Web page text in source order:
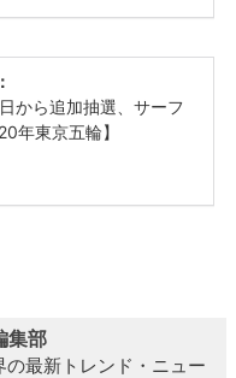
集部
の最新トレンド・ニュー